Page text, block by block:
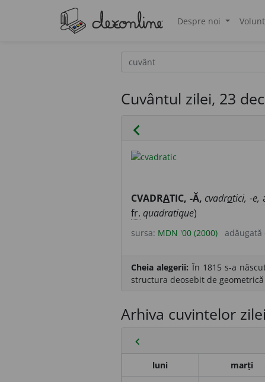
Despre noi
Cuvântul zilei, 23
chevron_left
CVADRATIC, -Ă, cvadratici, -e,
fr. quadratique)
sursa: MDN '00 (2000) adăugată
Cheia alegerii: În 1815 s-a
structura deosebit de geometrică
Arhiva cuvintelor zilei
chevron_left
luni marți